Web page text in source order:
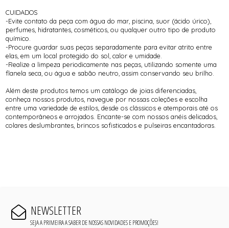
CUIDADOS
-Evite contato da peça com água do mar, piscina, suor (ácido úrico),
perfumes, hidratantes, cosméticos, ou qualquer outro tipo de produto
químico.
-Procure guardar suas peças separadamente para evitar atrito entre
elas, em um local protegido do sol, calor e umidade.
-Realize a limpeza periodicamente nas peças, utilizando somente uma
flanela seca, ou água e sabão neutro, assim conservando seu brilho.
Além deste produtos temos um catálogo de joias diferenciadas,
conheça nossos produtos, navegue por nossas coleções e escolha
entre uma variedade de estilos, desde os clássicos e atemporais até os
contemporâneos e arrojados. Encante-se com nossos anéis delicados,
colares deslumbrantes, brincos sofisticados e pulseiras encantadoras.
NEWSLETTER
SEJA A PRIMEIRA A SABER DE NOSSAS NOVIDADES E PROMOÇÕES!